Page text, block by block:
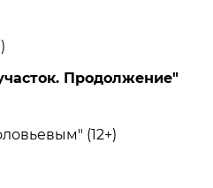
Продолжение"
(12+)